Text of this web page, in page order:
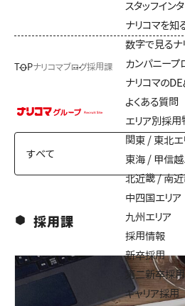
スタッフイン
ナリコマを知
数字で見るナ
カンパニープ
ナリコマの
よくある質問
エリア別採用
関東 / 東北エ
東海 / 甲信越
北近畿 / 南近
中四国エリア
九州エリア
採用情報
新卒採用
第二新卒採用
キャリア採用
TOPナリコマブログ採用課
採用課